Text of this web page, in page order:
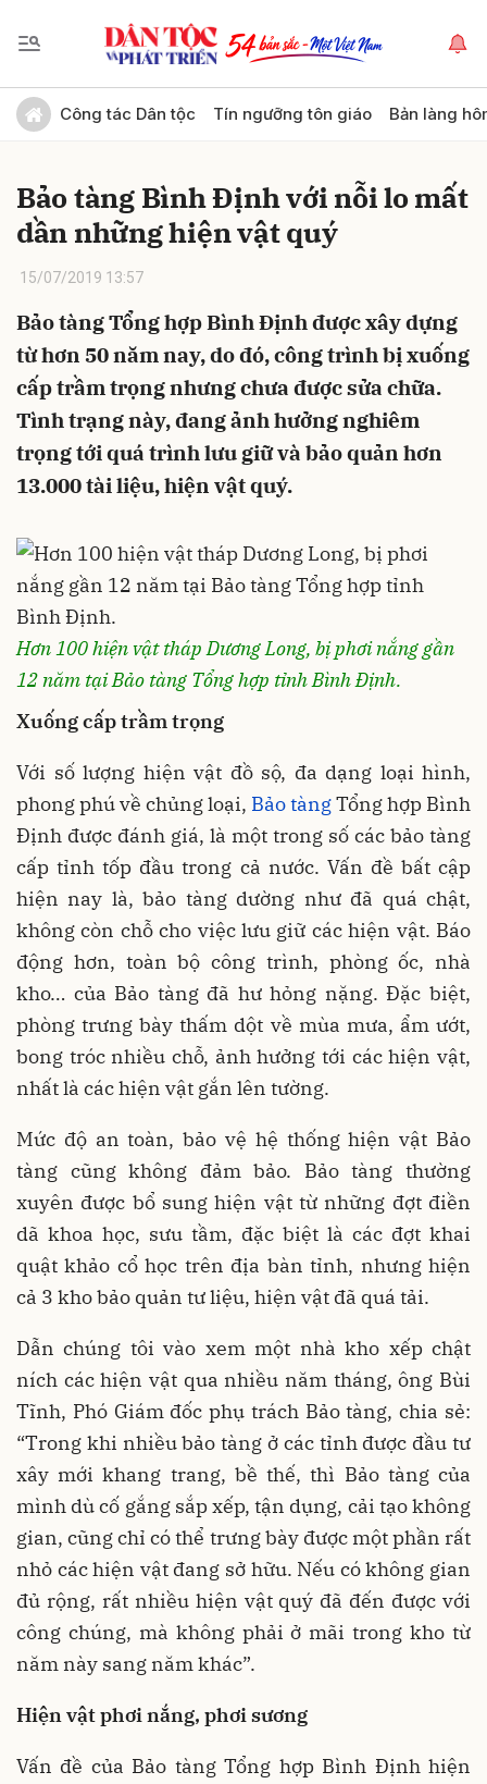
Công tác Dân tộc Tín ngưỡng tôn giáo Bản làng
Bảo tàng Bình Định với nỗi lo mất
dần những hiện vật quý
15/07/2019 13:57
Bảo tàng Tổng hợp Bình Định được xây dựng
từ hơn 50 năm nay, do đó, công trình bị xuống
cấp trầm trọng nhưng chưa được sửa chữa.
Tình trạng này, đang ảnh hưởng nghiêm
trọng tới quá trình lưu giữ và bảo quản hơn
13.000 tài liệu, hiện vật quý.
Hơn 100 hiện vật tháp Dương Long, bị phơi nắng gần
12 năm tại Bảo tàng Tổng hợp tỉnh Bình Định.
Xuống cấp trầm trọng
Với số lượng hiện vật đồ sộ, đa dạng loại hình,
phong phú về chủng loại, Bảo tàngTổng hợp Bình
Định được đánh giá, là một trong số các bảo tàng
cấp tỉnh tốp đầu trong cả nước. Vấn đề bất cập
hiện nay là, bảo tàng dường như đã quá chật,
không còn chỗ cho việc lưu giữ các hiện vật. Báo
động hơn, toàn bộ công trình, phòng ốc, nhà
kho… của Bảo tàng đã hư hỏng nặng. Đặc biệt,
phòng trưng bày thấm dột về mùa mưa, ẩm ướt,
bong tróc nhiều chỗ, ảnh hưởng tới các hiện vật,
nhất là các hiện vật gắn lên tường.
Mức độ an toàn, bảo vệ hệ thống hiện vật Bảo
tàng cũng không đảm bảo. Bảo tàng thường
xuyên được bổ sung hiện vật từ những đợt điền
dã khoa học, sưu tầm, đặc biệt là các đợt khai
quật khảo cổ học trên địa bàn tỉnh, nhưng hiện
cả 3 kho bảo quản tư liệu, hiện vật đã quá tải.
Dẫn chúng tôi vào xem một nhà kho xếp chật
ních các hiện vật qua nhiều năm tháng, ông Bùi
Tĩnh, Phó Giám đốc phụ trách Bảo tàng, chia sẻ:
“Trong khi nhiều bảo tàng ở các tỉnh được đầu tư
xây mới khang trang, bề thế, thì Bảo tàng của
mình dù cố gắng sắp xếp, tận dụng, cải tạo không
gian, cũng chỉ có thể trưng bày được một phần rất
nhỏ các hiện vật đang sở hữu. Nếu có không gian
đủ rộng, rất nhiều hiện vật quý đã đến được với
công chúng, mà không phải ở mãi trong kho từ
năm này sang năm khác”.
Hiện vật phơi nắng, phơi sương
Vấn đề của Bảo tàng Tổng hợp Bình Định hiện
Gửi bình luận
Hủy Gửi